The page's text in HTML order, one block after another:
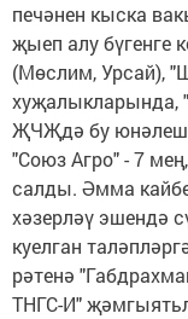
печәнен кыска
җыеп алу бүгенге
(Мөслим, Урсай),
хуҗалыкларында,
ҖЧҖдә бу
"Союз Агро" - 7
салды. Әмма
хәзерләү эшендә
куелган
рәтенә
ТНГС-И"